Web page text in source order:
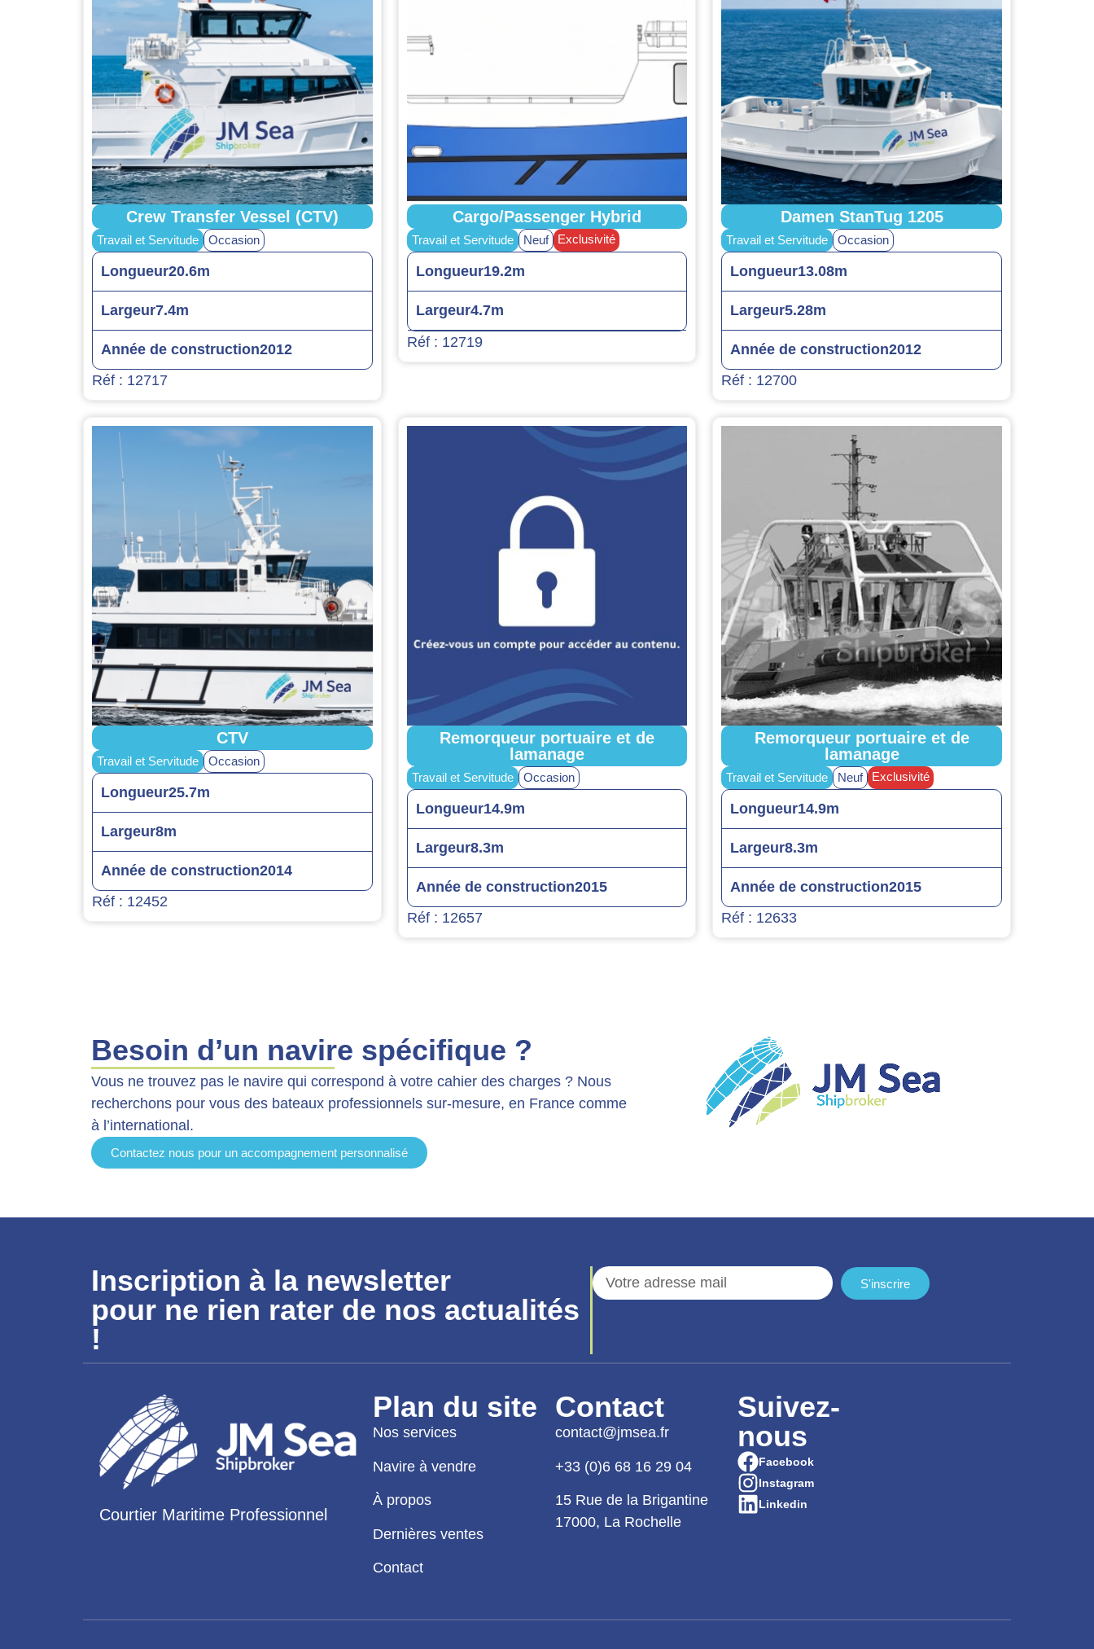
Crew Transfer Vessel (CTV)
Travail et Servitude Occasion
Longueur20.6m
Largeur7.4m
Année de construction2012
Réf : 12717
Cargo/Passenger Hybrid
Travail et Servitude Neuf Exclusivité
Longueur19.2m
Largeur4.7m
Réf : 12719
Damen StanTug 1205
Travail et Servitude Occasion
Longueur13.08m
Largeur5.28m
Année de construction2012
Réf : 12700
CTV
Travail et Servitude Occasion
Longueur25.7m
Largeur8m
Année de construction2014
Réf : 12452
Remorqueur portuaire et de
lamanage
Travail et Servitude Occasion
Longueur14.9m
Largeur8.3m
Année de construction2015
Réf : 12657
Remorqueur portuaire et de
lamanage
Travail et Servitude Neuf Exclusivité
Longueur14.9m
Largeur8.3m
Année de construction2015
Réf : 12633
Besoin d’un navire spécifique ?
Vous ne trouvez pas le navire qui correspond à votre cahier des charges ? Nous
recherchons pour vous des bateaux professionnels sur-mesure, en France comme
à l’international.
Contactez nous pour un accompagnement personnalisé
Inscription à la newsletter
pour ne rien rater de nos actualités
!
S'inscrire
Courtier Maritime Professionnel
Plan du site
Nos services
Navire à vendre
À propos
Dernières ventes
Contact
Contact
contact@jmsea.fr
+33 (0)6 68 16 29 04
15 Rue de la Brigantine
17000, La Rochelle
Suivez-
nous
Facebook
Instagram
Linkedin